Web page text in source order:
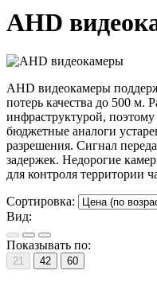
AHD
AHD видеокамеры
потерь качества до 500 м.
инфраструктурой,
бюджетные аналоги
разрешения. Сигнал
задержек. Недорогие
для контроля территории
Сортировка:
Вид:
Показывать по:
21 42 60